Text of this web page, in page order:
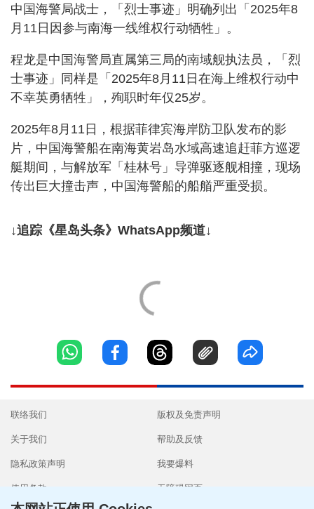
中国海警局战士，「烈士事迹」明确列出「2025年8
月11日因参与南海一线维权行动牺牲」。
程龙是中国海警局直属第三局的南域舰执法员，「烈
士事迹」同样是「2025年8月11日在海上维权行动中
不幸英勇牺牲」，殉职时年仅25岁。
2025年8月11日，根据菲律宾海岸防卫队发布的影
片，中国海警船在南海黄岩岛水域高速追赶菲方巡逻
艇期间，与解放军「桂林号」导弹驱逐舰相撞，现场
传出巨大撞击声，中国海警船的船艏严重受损。
↓追踪《星岛头条》WhatsApp频道↓
联络我们
关于我们
隐私政策声明
使用条款
版权及免责声明
帮助及反馈
我要爆料
无障碍网页